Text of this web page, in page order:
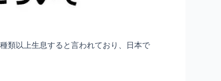
類以上生息すると言われており、日本で